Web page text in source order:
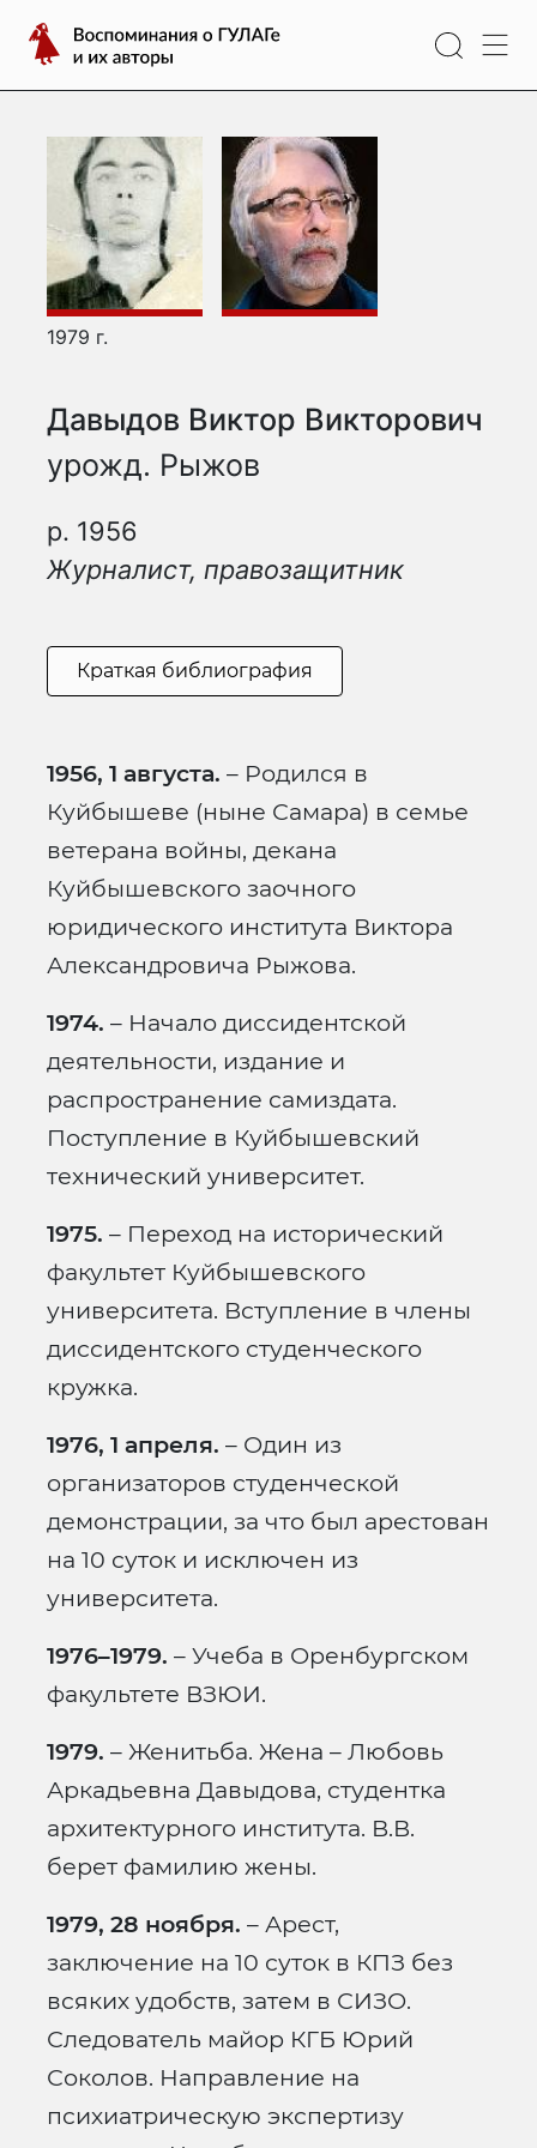
содержимому
Воспоминания
о
ГУЛАГе
авторы
Давыдов Виктор Викторович
урожд. Рыжов
р. 1956
Журналист, правозащитник
1979 г.
Краткая библиография
1956, 1 августа. – Родился в
Куйбышеве (ныне Самара) в семье
ветерана войны, декана
Куйбышевского заочного
юридического института Виктора
Александровича Рыжова.
1974. – Начало диссидентской
деятельности, издание и
распространение самиздата.
Поступление в Куйбышевский
технический университет.
1975. – Переход на исторический
факультет Куйбышевского
университета. Вступление в члены
диссидентского студенческого
кружка.
1976, 1 апреля. – Один из
организаторов студенческой
демонстрации, за что был арестован
на 10 суток и исключен из
университета.
1976–1979. – Учеба в Оренбургском
факультете ВЗЮИ.
1979. – Женитьба. Жена – Любовь
Аркадьевна Давыдова, студентка
архитектурного института. В.В.
берет фамилию жены.
1979, 28 ноября. – Арест,
заключение на 10 суток в КПЗ без
всяких удобств, затем в СИЗО.
Следователь майор КГБ Юрий
Соколов. Направление на
психиатрическую экспертизу